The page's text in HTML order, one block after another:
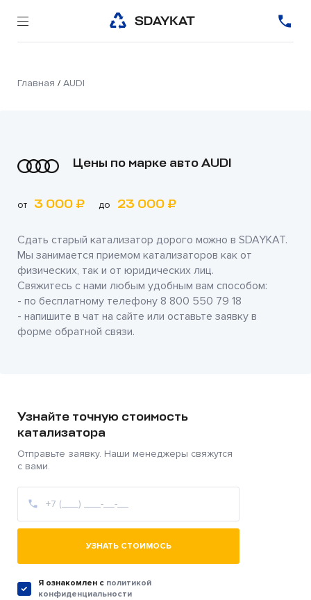
Главная / AUDI
Цены по марке авто AUDI
от 3 000 ₽ до 23 000 ₽
Сдать старый катализатор дорого можно в SDAYKAT.
Мы занимается приемом катализаторов как от
физических, так и от юридических лиц.
Свяжитесь с нами любым удобным вам способом:
- по бесплатному телефону 8 800 550 79 18
- напишите в чат на сайте или оставьте заявку в
форме обратной связи.
Узнайте точную стоимость
катализатора
Отправьте заявку. Наши менеджеры свяжутся
с вами.
УЗНАТЬ СТОИМОСЬ
Я ознакомлен c политикой
конфиденциальности